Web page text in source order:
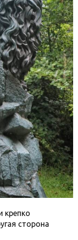
крепко
сторона